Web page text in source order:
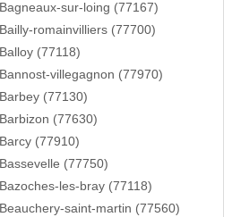
sur-loing (77167)
romainvilliers (77700)
(77118)
villegagnon (77970)
(77130)
(77630)
(77910)
(77750)
les-bray (77118)
saint-martin (77560)